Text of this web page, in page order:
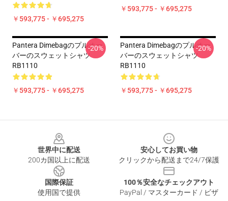
￥593,775 - ￥695,275
￥593,775 - ￥695,275
Pantera Dimebagのプルオー
バーのスウェットシャツ
RB1110
￥593,775 - ￥695,275
-20%
Pantera Dimebagのプルオー
バーのスウェットシャツ
RB1110
￥593,775 - ￥695,275
-20%
世界中に配送
200カ国以上に配送
安心してお買い物
クリックから配送まで24/7保護
国際保証
使用国で提供
100％安全なチェックアウト
PayPal / マスターカード / ビザ